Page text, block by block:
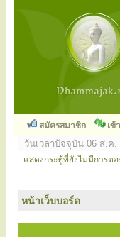
สมัครสมาชิก เข้
วันเวลาปัจจุบัน 06 ส.ค.
แสดงกระทู้ที่ยังไม่มีการตอ
หน้าเว็บบอร์ด